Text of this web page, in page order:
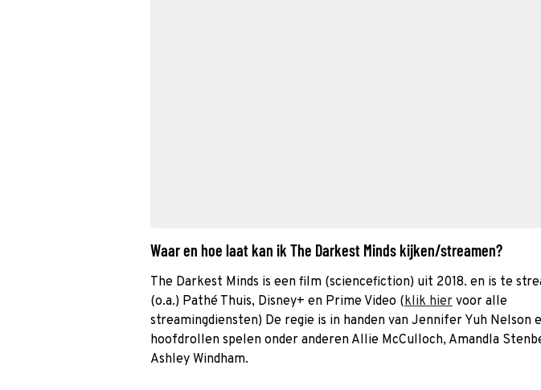
Waar en hoe laat kan ik The Darkest Minds kijken/streamen?
The Darkest Minds is een film (sciencefiction) uit 2018. en is te
(o.a.) Pathé Thuis, Disney+ en Prime Video (klik hier voor alle
streamingdiensten) De regie is in handen van Jennifer Yuh Nelson
hoofdrollen spelen onder anderen Allie McCulloch, Amandla
Ashley Windham.